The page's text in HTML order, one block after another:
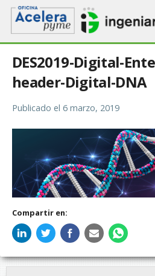
DES2019-Digital-
header-Digital-DNA
Publicado el 6 marzo, 2019
Compartir en: